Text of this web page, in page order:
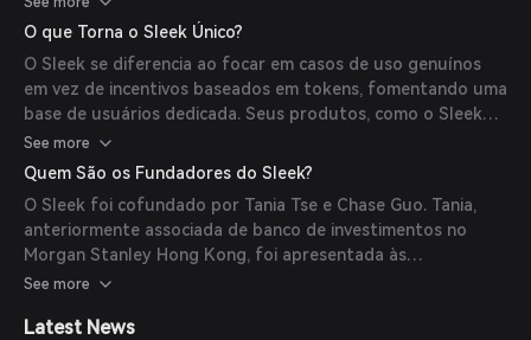
eficiente de dados e o gerenciamento de contatos, criando
poderosos grafos sociais on-chain. Além disso, o Sleek
planeja lançar um mercado de conhecimento na primeira
metade de 2024, permitindo que especialistas tokenizem
seu conhecimento em ativos acessíveis.
O que Torna o Sleek Único?
O Sleek se diferencia ao focar em casos de uso genuínos
em vez de incentivos baseados em tokens, fomentando uma
base de usuários dedicada. Seus produtos, como o Sleek
Card, já facilitaram mais de 300.000 conexões e
impulsionaram mais de 60 eventos globais. O próximo
monetizar diretamente seu conhecimento com
consumidores.
See more
Quem São os Fundadores do Sleek?
O Sleek foi cofundado por Tania Tse e Chase Guo. Tania,
anteriormente associada de banco de investimentos no
Morgan Stanley Hong Kong, foi apresentada às
criptomoedas por meio de uma transação única envolvendo
Binance Labs, liderando investimentos em cripto incluindo
See more
Latest News